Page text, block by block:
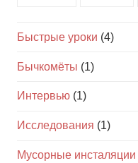
Быстрые уроки (4)
Бычкомёты (1)
Интервью (1)
Исследования (1)
Мусорные инсталяции